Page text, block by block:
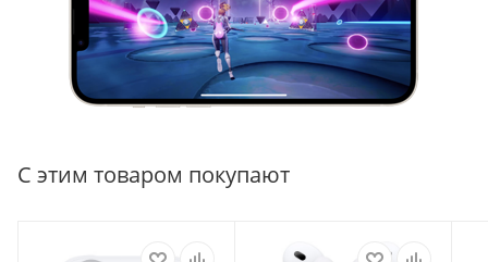
С этим товаром покупают